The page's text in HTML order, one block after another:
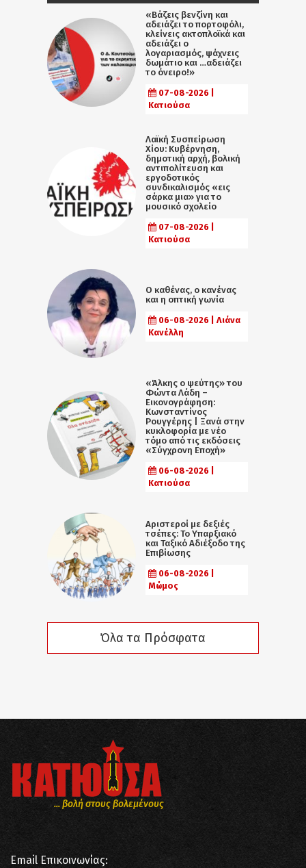
«Βάζεις βενζίνη και
αδειάζει το πορτοφόλι,
κλείνεις ακτοπλοϊκά και
αδειάζει ο
λογαριασμός, ψάχνεις
δωμάτιο και …αδειάζει
το όνειρο!»
07-08-2026 |
Κατιούσα
Λαϊκή Συσπείρωση
Χίου: Κυβέρνηση,
δημοτική αρχή, βολική
αντιπολίτευση και
εργοδοτικός
συνδικαλισμός «εις
σάρκα μια» για το
μουσικό σχολείο
07-08-2026 |
Κατιούσα
Ο καθένας, ο κανένας
και η οπτική γωνία
06-08-2026 | Λιάνα
Κανέλλη
«Άλκης ο ψεύτης» του
Φώντα Λάδη –
Εικονογράφηση:
Κωνσταντίνος
Ρουγγέρης | Ξανά στην
κυκλοφορία με νέο
τόμο από τις εκδόσεις
«Σύγχρονη Εποχή»
06-08-2026 |
Κατιούσα
Αριστεροί με δεξιές
τσέπες: Το Υπαρξιακό
και Ταξικό Αδιέξοδο της
Επιβίωσης
06-08-2026 |
Μώμος
Όλα τα Πρόσφατα
... βολή στους βολεμένους
Email Επικοινωνίας: